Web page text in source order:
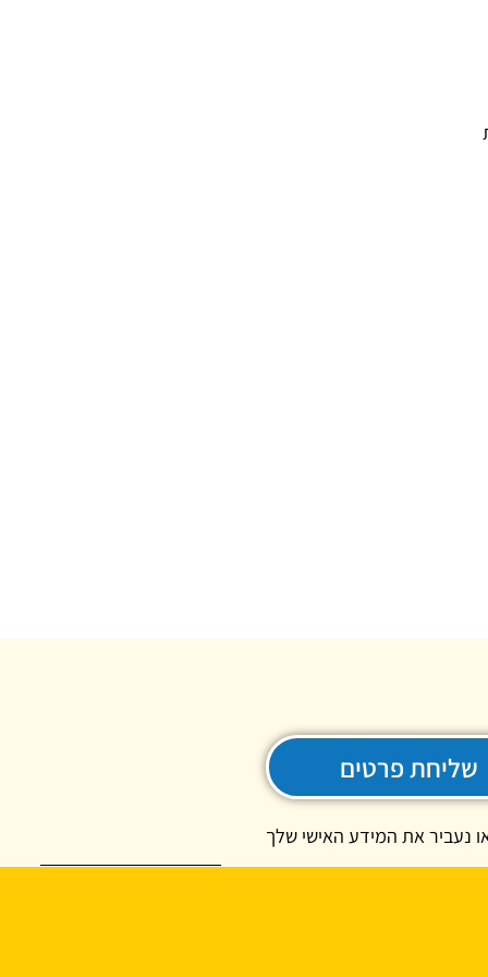
שליחת פרטים
נעביר את המידע האישי שלך